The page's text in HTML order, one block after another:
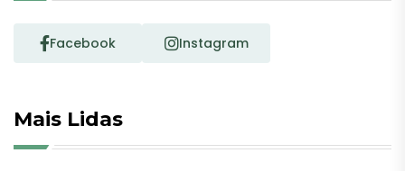
Facebook Instagram
Mais Lidas